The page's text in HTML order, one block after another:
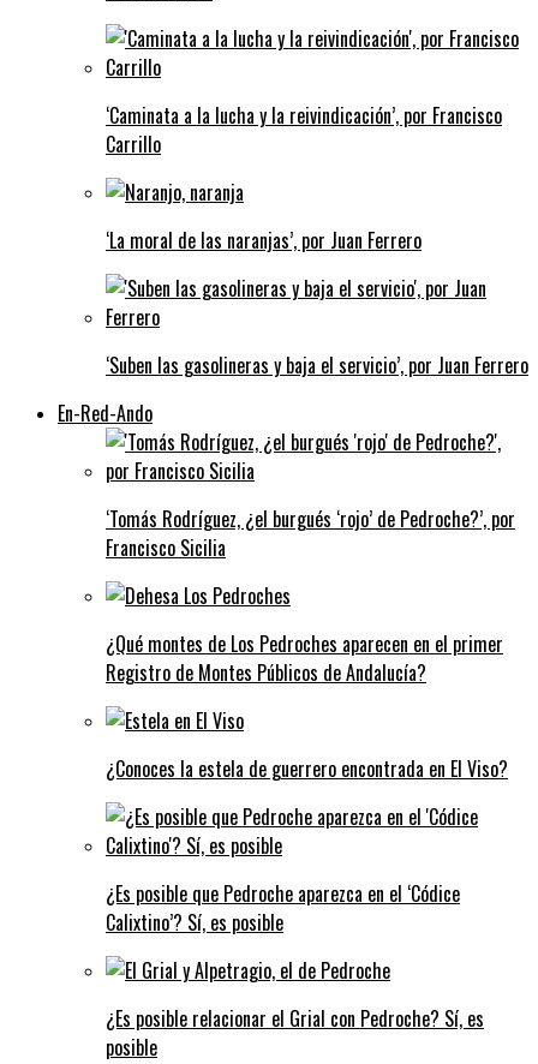
‘Caminata a la lucha y la reivindicación’, por Francisco
Carrillo
‘La moral de las naranjas’, por Juan Ferrero
‘Suben las gasolineras y baja el servicio’, por Juan Ferrero
En-Red-Ando
‘Tomás Rodríguez, ¿el burgués ‘rojo’ de Pedroche?’, por
Francisco Sicilia
¿Qué montes de Los Pedroches aparecen en el primer
Registro de Montes Públicos de Andalucía?
¿Conoces la estela de guerrero encontrada en El Viso?
¿Es posible que Pedroche aparezca en el ‘Códice
Calixtino’? Sí, es posible
¿Es posible relacionar el Grial con Pedroche? Sí, es
posible